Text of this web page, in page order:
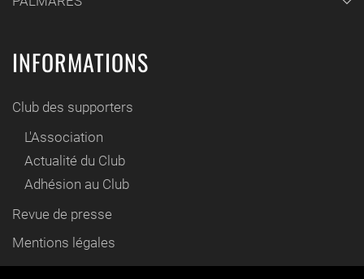
INFORMATIONS
Club des supporters
L'Association
Actualité du Club
Adhésion au Club
Revue de presse
Mentions légales
Contact